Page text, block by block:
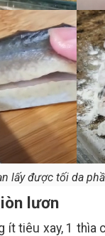
lấy được tối da
lươn
tiêu xay, 1 thìa